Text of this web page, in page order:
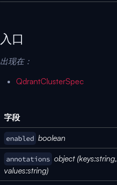
入口
出现在：
QdrantClusterSpec
字段
enabled boolean
annotations object (keys:string,
values:string)